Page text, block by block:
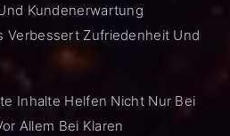
Kundenerwartung
Verbessert Zufriedenheit Und
Inhalte Helfen Nicht Nur Bei
Allem Bei Klaren